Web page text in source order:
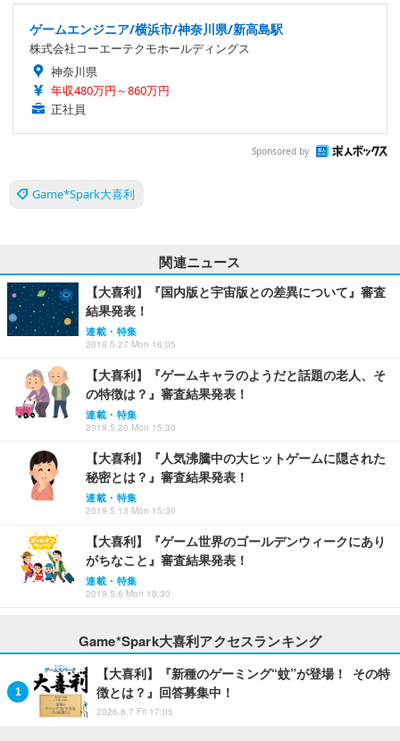
ゲームエンジニア/横浜市/神奈川県/新高島駅
株式会社コーエーテクモホールディングス
神奈川県
年収480万円～860万円
正社員
Sponsored by
Game*Spark大喜利
関連ニュース
【大喜利】『国内版と宇宙版との差異について』審査
結果発表！
連載・特集
2019.5.27 Mon 16:05
【大喜利】『ゲームキャラのようだと話題の老人、そ
の特徴は？』審査結果発表！
連載・特集
2019.5.20 Mon 15:30
【大喜利】『人気沸騰中の大ヒットゲームに隠された
秘密とは？』審査結果発表！
連載・特集
2019.5.13 Mon 15:30
【大喜利】『ゲーム世界のゴールデンウィークにあり
がちなこと』審査結果発表！
連載・特集
2019.5.6 Mon 18:30
Game*Spark大喜利アクセスランキング
【大喜利】『新種のゲーミング“蚊”が登場！ その特
徴とは？』回答募集中！
2026.8.7 Fri 17:05